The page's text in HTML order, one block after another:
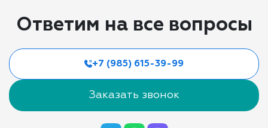
Ответим на все вопросы
+7 (985) 615-39-99
Заказать звонок